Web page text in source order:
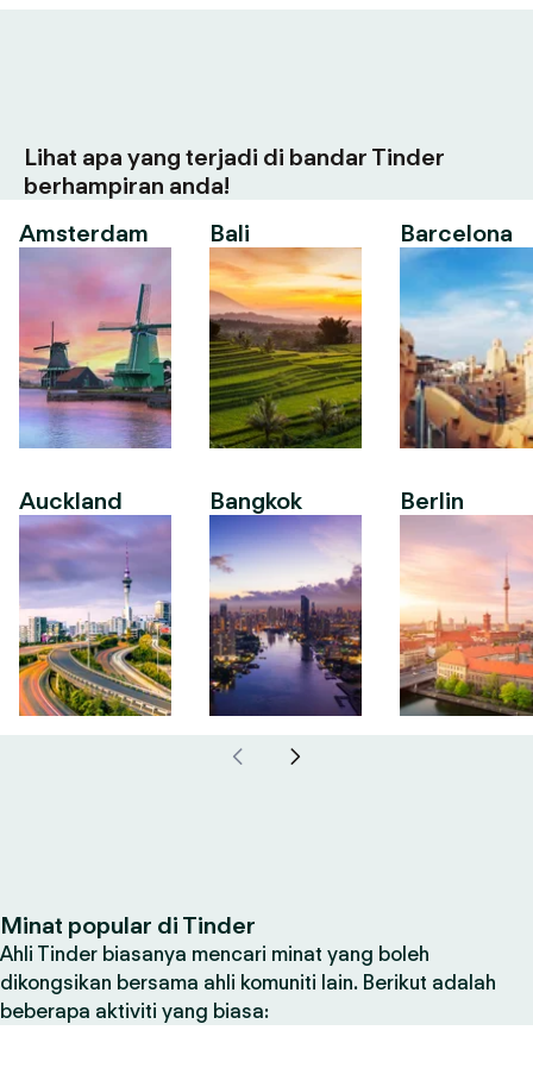
Lihat apa yang terjadi di bandar Tinder
berhampiran anda!
Amsterdam
Auckland
Bali
Bangkok
Barcelona
Berlin
Minat popular di Tinder
Ahli Tinder biasanya mencari minat yang boleh
dikongsikan bersama ahli komuniti lain. Berikut adalah
beberapa aktiviti yang biasa: